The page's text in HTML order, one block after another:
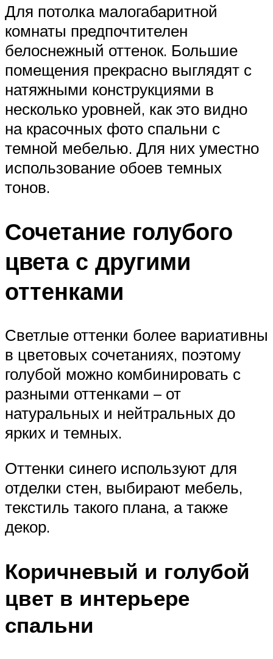
Для потолка малогабаритной
комнаты предпочтителен
белоснежный оттенок. Большие
помещения прекрасно выглядят с
натяжными конструкциями в
несколько уровней, как это видно
на красочных фото спальни с
темной мебелью. Для них уместно
использование обоев темных
тонов.
Сочетание голубого
цвета с другими
оттенками
Светлые оттенки более вариативны
в цветовых сочетаниях, поэтому
голубой можно комбинировать с
разными оттенками – от
натуральных и нейтральных до
ярких и темных.
Оттенки синего используют для
отделки стен, выбирают мебель,
текстиль такого плана, а также
декор.
Коричневый и голубой
цвет в интерьере
спальни